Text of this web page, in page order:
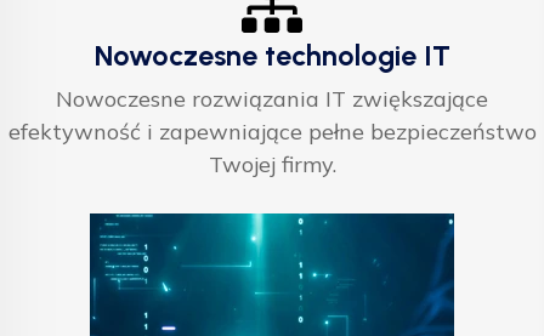
Nowoczesne technologie IT
Nowoczesne rozwiązania IT zwiększające
efektywność i zapewniające pełne bezpieczeństwo
Twojej firmy.